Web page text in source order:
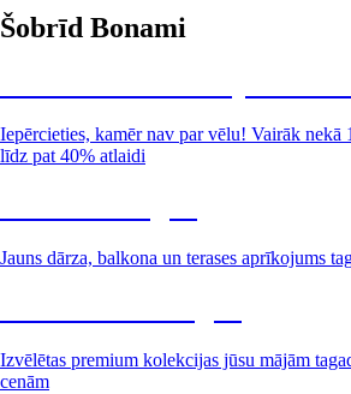
Šobrīd Bonami
Iepērcieties, kamēr nav par vēlu! Vairāk nekā
līdz pat 40% atlaidi
Jauns dārza, balkona un terases aprīkojums
Izvēlētas premium kolekcijas jūsu mājām
cenām